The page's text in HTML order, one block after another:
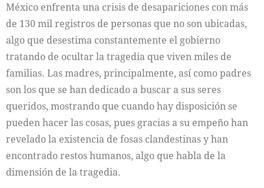
México enfrenta una crisis de desapariciones con más
de 130 mil registros de personas que no son ubicadas,
algo que desestima constantemente el gobierno
tratando de ocultar la tragedia que viven miles de
familias. Las madres, principalmente, así como padres
son los que se han dedicado a buscar a sus seres
queridos, mostrando que cuando hay disposición se
pueden hacer las cosas, pues gracias a su empeño han
revelado la existencia de fosas clandestinas y han
encontrado restos humanos, algo que habla de la
dimensión de la tragedia.